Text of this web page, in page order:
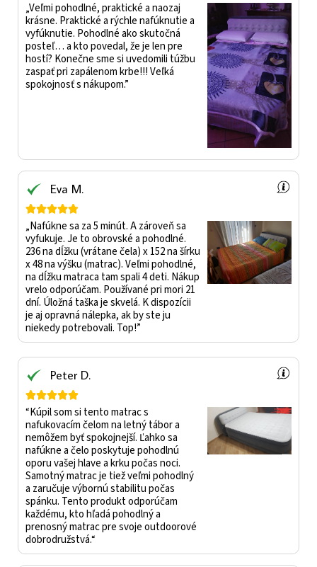
„Veľmi pohodlné, praktické a naozaj
krásne. Praktické a rýchle nafúknutie a
vyfúknutie. Pohodlné ako skutočná
posteľ… a kto povedal, že je len pre
hostí? Konečne sme si uvedomili túžbu
zaspať pri zapálenom krbe!!! Veľká
spokojnosť s nákupom.”
Eva M.

„Nafúkne sa za 5 minút. A zároveň sa
vyfukuje. Je to obrovské a pohodlné.
236 na dĺžku (vrátane čela) x 152 na šírku
x 48 na výšku (matrac). Veľmi pohodlné,
na dĺžku matraca tam spali 4 deti. Nákup
vrelo odporúčam. Používané pri mori 21
dní. Úložná taška je skvelá. K dispozícii
je aj opravná nálepka, ak by ste ju
niekedy potrebovali. Top!”
Peter D.

“Kúpil som si tento matrac s
nafukovacím čelom na letný tábor a
nemôžem byť spokojnejší. Ľahko sa
nafúkne a čelo poskytuje pohodlnú
oporu vašej hlave a krku počas noci.
Samotný matrac je tiež veľmi pohodlný
a zaručuje výbornú stabilitu počas
spánku. Tento produkt odporúčam
každému, kto hľadá pohodlný a
prenosný matrac pre svoje outdoorové
dobrodružstvá.“